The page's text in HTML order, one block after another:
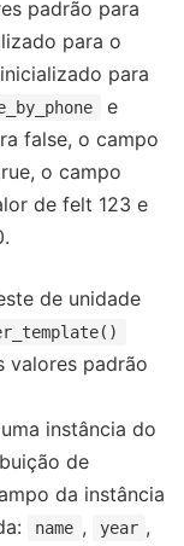
padrão para
para o
para
e
false, o campo
o campo
de felt 123 e
de unidade
valores padrão
instância do
de
da instância
name , year ,